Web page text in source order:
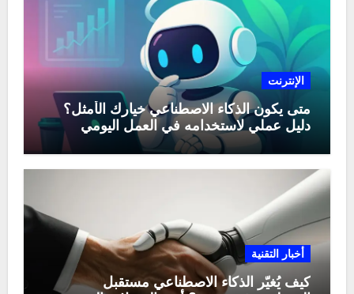
الإنترنت
متى يكون الذكاء الاصطناعي خيارك الأمثل؟
دليل عملي لاستخدامه في العمل اليومي
أخبار التقنية
كيف يُغيّر الذكاء الاصطناعي مستقبل